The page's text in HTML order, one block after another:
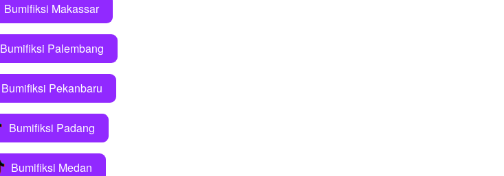
Bumifiksi Makassar
Bumifiksi Palembang
Bumifiksi Pekanbaru
Bumifiksi Padang
Bumifiksi Medan